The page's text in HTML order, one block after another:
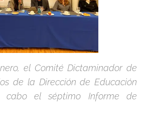
el Comité Dictaminador de
de la Dirección de Educación
cabo el séptimo Informe de